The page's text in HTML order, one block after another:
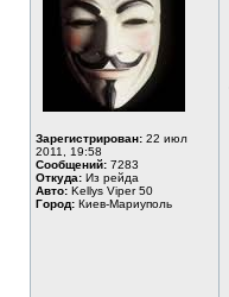
Зарегистрирован: 22 июл
2011, 19:58
Сообщений: 7283
Откуда: Из рейда
Авто: Kellys Viper 50
Город: Киев-Мариуполь